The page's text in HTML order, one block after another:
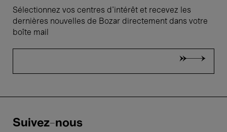
Sélectionnez vos centres d'intérêt et recevez les
dernières nouvelles de Bozar directement dans votre
boîte mail
Suivez-nous